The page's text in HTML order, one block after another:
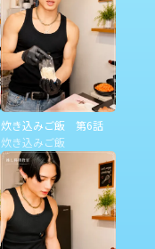
炊き込みご飯 第6話
炊き込みご飯